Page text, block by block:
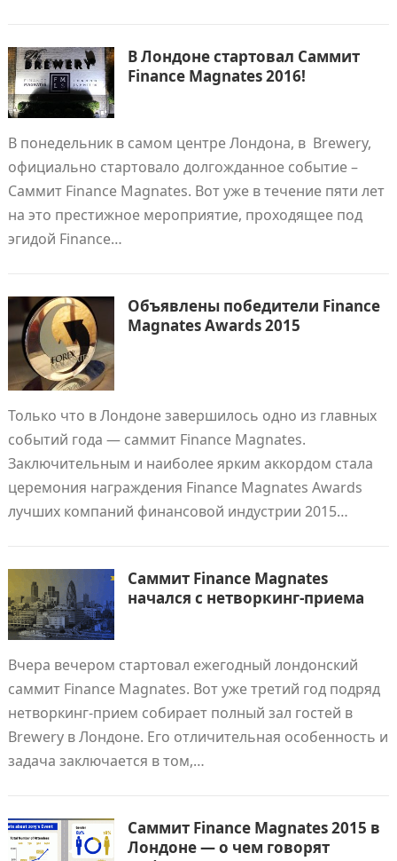
В Лондоне стартовал Саммит
Finance Magnates 2016!
В понедельник в самом центре Лондона, в Brewery,
официально стартовало долгожданное событие –
Саммит Finance Magnates. Вот уже в течение пяти лет
на это престижное мероприятие, проходящее под
эгидой Finance…
Объявлены победители Finance
Magnates Awards 2015
Только что в Лондоне завершилось одно из главных
событий года — саммит Finance Magnates.
Заключительным и наиболее ярким аккордом стала
церемония награждения Finance Magnates Awards
лучших компаний финансовой индустрии 2015…
Cаммит Finance Magnates
начался с нетворкинг-приема
Вчера вечером стартовал ежегодный лондонский
саммит Finance Magnates. Вот уже третий год подряд
нетворкинг-прием собирает полный зал гостей в
Brewery в Лондоне. Его отличительная особенность и
задача заключается в том,…
Саммит Finance Magnates 2015 в
Лондоне — о чем говорят